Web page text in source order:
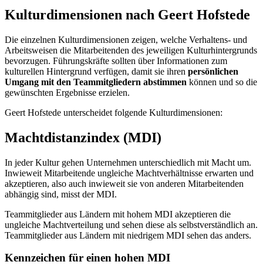
Kulturdimensionen nach Geert Hofstede
Die einzelnen Kulturdimensionen zeigen, welche Verhaltens- und
Arbeitsweisen die Mitarbeitenden des jeweiligen Kulturhintergrunds
bevorzugen. Führungskräfte sollten über Informationen zum
kulturellen Hintergrund verfügen, damit sie ihren persönlichen
Umgang mit den Teammitgliedern abstimmen können und so die
gewünschten Ergebnisse erzielen.
Geert Hofstede unterscheidet folgende Kulturdimensionen:
Machtdistanzindex (MDI)
In jeder Kultur gehen Unternehmen unterschiedlich mit Macht um.
Inwieweit Mitarbeitende ungleiche Machtverhältnisse erwarten und
akzeptieren, also auch inwieweit sie von anderen Mitarbeitenden
abhängig sind, misst der MDI.
Teammitglieder aus Ländern mit hohem MDI akzeptieren die
ungleiche Machtverteilung und sehen diese als selbstverständlich an.
Teammitglieder aus Ländern mit niedrigem MDI sehen das anders.
Kennzeichen für einen hohen MDI